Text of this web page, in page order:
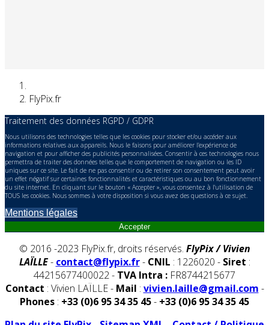
FlyPix.fr
Traitement des données RGPD / GDPR
Nous utilisons des technologies telles que les cookies pour stocker et/ou accéder aux
informations relatives aux appareils. Nous le faisons pour améliorer l’expérience de
navigation et pour afficher des publicités personnalisées. Consentir à ces technologies nous
permettra de traiter des données telles que le comportement de navigation ou les ID
uniques sur ce site. Le fait de ne pas consentir ou de retirer son consentement peut avoir
un effet négatif sur certaines fonctionnalités et caractéristiques ou au bon fonctionnement
du site internet. En cliquant sur le bouton « Accepter », vous consentez à l'utilisation de
TOUS les cookies. Nous sommes à votre disposition si vous avez des questions à ce sujet.
Mentions légales
Accepter
© 2016 -2023 FlyPix.fr, droits réservés. FlyPix / Vivien
LAÏLLE - contact@flypix.fr- CNIL : 1226020 - Siret :
44215677400022 - TVA Intra : FR8744215677
Contact : Vivien LAÏLLE - Mail : vivien.laille@gmail.com -
Phones : +33 (0)6 95 34 35 45- +33 (0)6 95 34 35 45